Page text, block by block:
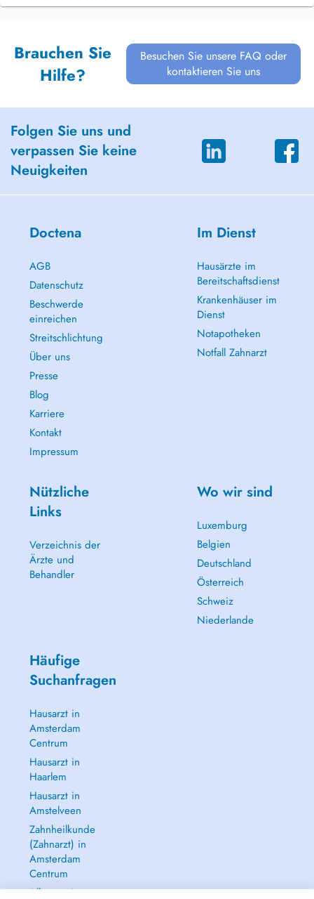
Brauchen Sie
Hilfe?
Besuchen Sie unsere FAQ oder
kontaktieren Sie uns
Folgen Sie uns und
verpassen Sie keine
Neuigkeiten
Doctena
AGB
Datenschutz
Beschwerde
einreichen
Streitschlichtung
Über uns
Presse
Blog
Karriere
Kontakt
Impressum
Im Dienst
Hausärzte im
Bereitschaftsdienst
Krankenhäuser im
Dienst
Notapotheken
Notfall Zahnarzt
Nützliche
Links
Verzeichnis der
Ärzte und
Behandler
Wo wir sind
Luxemburg
Belgien
Deutschland
Österreich
Schweiz
Niederlande
Häufige
Suchanfragen
Hausarzt in
Amsterdam
Centrum
Hausarzt in
Haarlem
Hausarzt in
Amstelveen
Zahnheilkunde
(Zahnarzt) in
Amsterdam
Centrum
Alle anzeigen →